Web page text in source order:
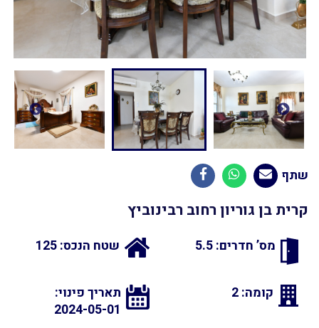
קרית בן גוריון רחוב רבינוביץ
מס’ חדרים: 5.5 שטח הנכס: 125
קומה: 2
תאריך פינוי:
2024-05-01
שתף